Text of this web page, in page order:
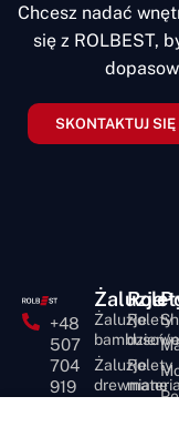
Chcesz nadać
się z ROLBEST,
SKONTAKTUJ
+48
507
704
919
Żaluzje
Żaluzje
Żaluzje
drewniane
Rolety
dzień/
Rolety